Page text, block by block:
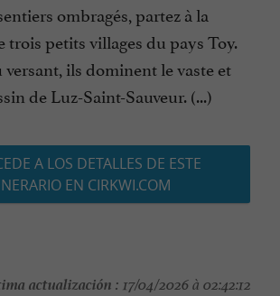
ombragés, partez à la
trois petits villages du pays Toy.
versant, ils dominent le vaste et
de Luz-Saint-Sauveur. (...)
A LOS DETALLES DE ESTE
EN CIRKWI.COM
actualización : 17/04/2026 à 02:42:12